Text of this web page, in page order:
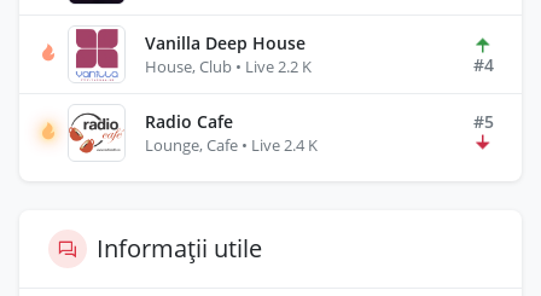
Vanilla Deep House
House, Club • Live 2.2 K #4
Radio Cafe
Lounge, Cafe • Live 2.4 K
#5
Informații utile